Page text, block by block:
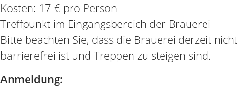
Kosten: 17 € pro Person
Treffpunkt im Eingangsbereich der Brauerei
Bitte beachten Sie, dass die Brauerei derzeit nicht
barrierefrei ist und Treppen zu steigen sind.
Anmeldung: